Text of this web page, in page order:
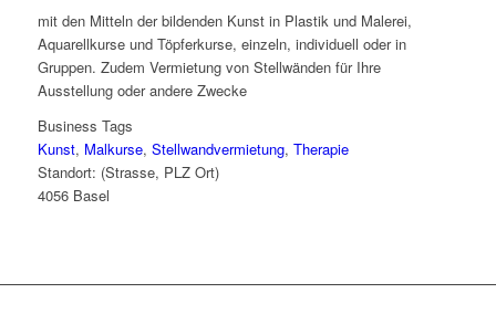
mit den Mitteln der bildenden Kunst in Plastik und Malerei,
Aquarellkurse und Töpferkurse, einzeln, individuell oder in
Gruppen. Zudem Vermietung von Stellwänden für Ihre
Ausstellung oder andere Zwecke
Business Tags
Kunst, Malkurse, Stellwandvermietung, Therapie
Standort: (Strasse, PLZ Ort)
4056 Basel